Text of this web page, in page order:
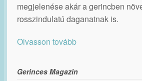
megjelenése akár a gerincben
rosszindulatú daganatnak is.
Olvasson tovább
Gerinces Magazin